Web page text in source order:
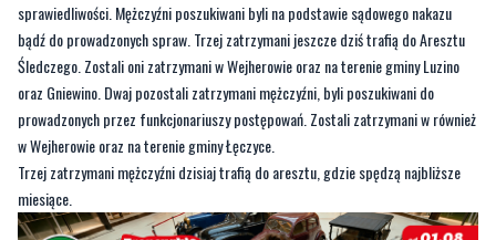
sprawiedliwości. Mężczyźni poszukiwani byli na podstawie sądowego nakazu
bądź do prowadzonych spraw. Trzej zatrzymani jeszcze dziś trafią do Aresztu
Śledczego. Zostali oni zatrzymani w Wejherowie oraz na terenie gminy Luzino
oraz Gniewino. Dwaj pozostali zatrzymani mężczyźni, byli poszukiwani do
prowadzonych przez funkcjonariuszy postępowań. Zostali zatrzymani w również
w Wejherowie oraz na terenie gminy Łęczyce.
Trzej zatrzymani mężczyźni dzisiaj trafią do aresztu, gdzie spędzą najbliższe
miesiące.